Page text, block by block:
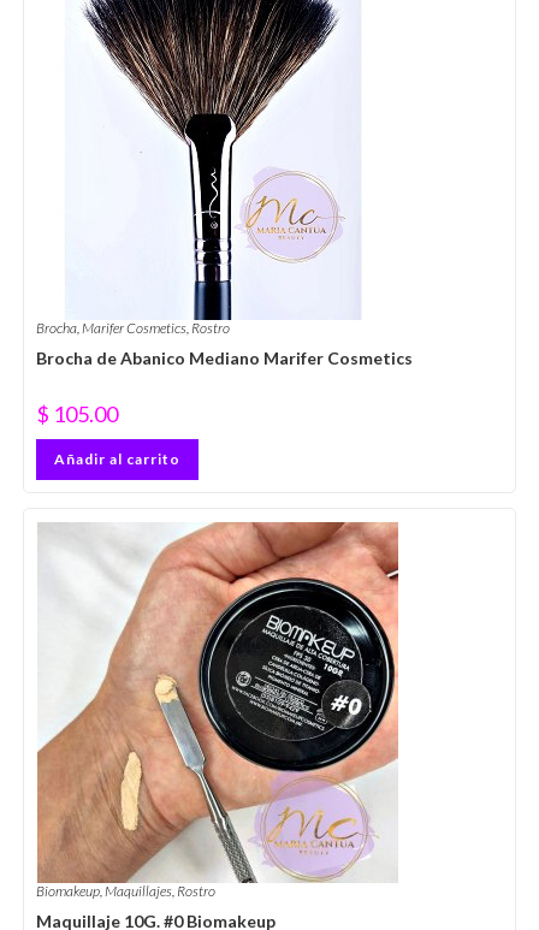
Brocha, Marifer Cosmetics, Rostro
Brocha de Abanico Mediano Marifer Cosmetics
$ 105.00
Añadir al carrito
Biomakeup,Maquillajes, Rostro
Maquillaje 10G. #0 Biomakeup